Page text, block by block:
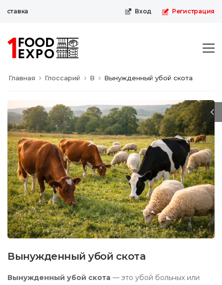
Вход Регистрация
Главная Глоссарий В Вынужденный убой скота
Вынужденный убой скота
Вынужденный убой скота — это убой больных или